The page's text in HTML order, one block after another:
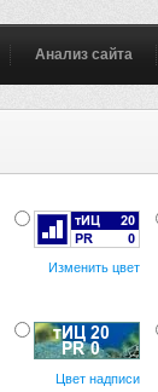
Анализ сайта
Изменить цвет
Цвет надписи